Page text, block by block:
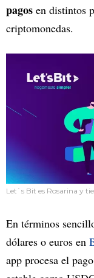
pagos en distintos
criptomonedas.
Let`s Bit es Rosarina y
En términos
dólares o euros en
app procesa el